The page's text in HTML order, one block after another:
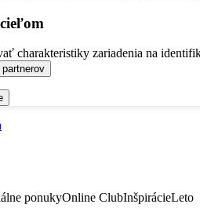
charakteristiky zariadenia na
ponukyOnline ClubInšpirácieLeto